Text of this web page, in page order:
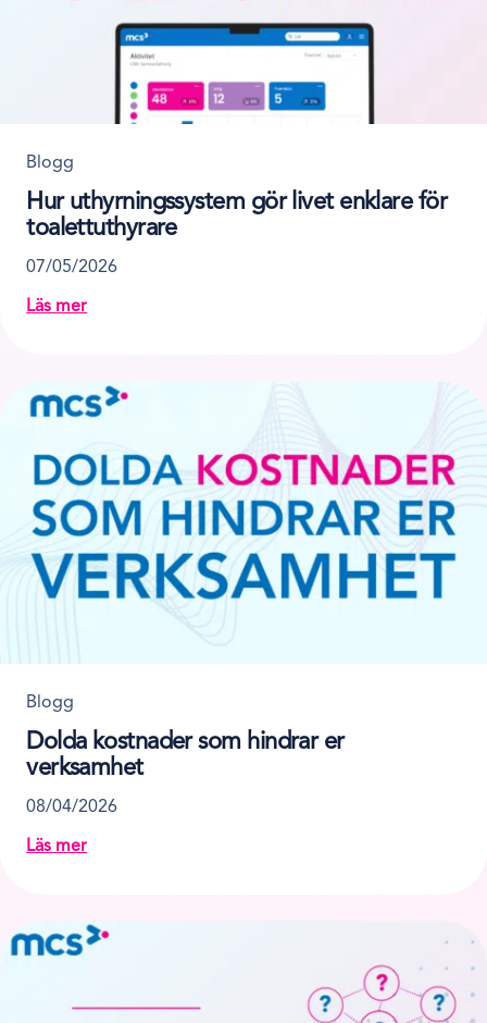
Blogg
Hur uthyrningssystem gör livet enklare för
toalettuthyrare
07/05/2026
Läs mer
about Hur uthyrningssystem gör livet enklare för
Blogg
Dolda kostnader som hindrar er
verksamhet
08/04/2026
Läs mer
about Dolda kostnader som hindrar er verksamhet